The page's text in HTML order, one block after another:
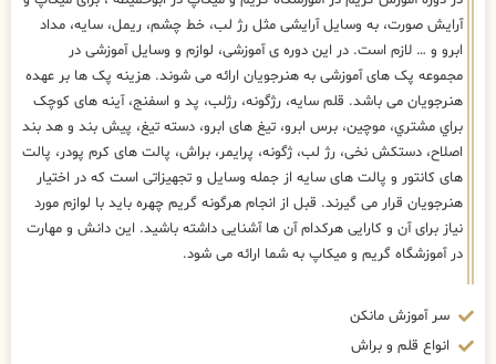
آرایش صورت، به وسایل آرایشی مثل رژ لب، خط چشم، ریمل، سایه، مداد
ابرو و … لازم است. در این دوره ی آموزشی، لوازم و وسایل آموزشی در
مجموعه پک های آموزشی به هنرجویان ارائه می شوند. هزینه پک ها بر عهده
هنرجویان می باشد. قلم سایه، رژگونه، رژلب، پد و اسفنج، آینه های كوچک
براي مشتري، موچین، برس ابرو، تیغ های ابرو، دسته تیغ، پیش بند و هد بند
اصلاح، دستکش نخی، رژ لب، ژگونه، پرایمر، براش، پالت های کرم پودر، پالت
های کانتور و پالت های سایه از جمله وسایل و تجهیزاتی است که در اختیار
هنرجویان قرار می گیرند. قبل از انجام هرگونه گریم چهره باید با لوازم مورد
نیاز برای آن و کارایی هرکدام آن ها آشنایی داشته باشید. این دانش و مهارت
در آموزشگاه گریم و میکاپ به شما ارائه می شود.
سر آموزش مانکن
انواع قلم و براش